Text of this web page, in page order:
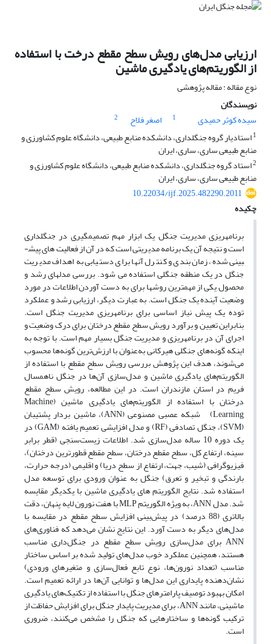
ارزیابی مدل‌های رویش سطح مقطع درخت با استفاده
از الگوریتم‌های یادگیری ماشین
نوع مقاله : مقاله پژوهشی
نویسندگان
سیده کوثر حمیدی
1 اصغر فلاح
2
1استادیار گروه جنگلداری، دانشکده منابع طبیعی، دانشگاه علوم کشاورزی و
منابع طبیعی ساری، ساری، ایران
2استاد گروه جنگلداری، دانشکده منابع طبیعی، دانشگاه علوم کشاورزی و
منابع طبیعی ساری، ساری، ایران
10.22034/ijf.2025.482290.2011
چکیده
برنامه­ریزی مدیریت جنگل یک ابزار مهم تصمیم­گیری در جنگلداری
است و نتیجه آن یک برنامه مدیریتی است که در آن از فعالیت های پیش­
بینی شده، زمان بندی و کنترل آنها برای دستیابی به اهداف مدیریت
جنگل در یک منطقه جنگلی استفاده می شود. بررسی مدل­های رشد و
محصول یکی از مهم­ترین روش­ها برای به دست آوردن اطلاعات در مورد
وضعیت آینده یک جنگل است. به عبارت دیگر، ارزیابی رشد و عملکرد
توده یک پیش نیاز اساسی برای برنامه­ریزی مدیریت جنگل است.
بنابراین تعیین و برآورد رویش سطح مقطع درختان برای درک وضعیت و
اجرای آن در برنامه­ریزی و مدیریت جنگل بسیار مهم است. با توجه به
اینکه گونه‌های جنگلی هیرکانی به‌عنوان با ارزش‌ترین گونه‌ها محسوب
می‌شوند، هدف این پژوهش بررسی رویش سطح مقطع با استفاده از
الگوریتم‌های یادگیری ماشین و مدل‌سازی آن‌ها در جنگل ناهمسال
فریم در استان مازندران است. در این مطالعه، رویش سطح مقطع
درختان با استفاده از الگوریتم‌های یادگیری ماشین (Machine
Learning) شبکه عصبی مصنوعی (ANN)، ماشین بردار پشتیبان
(SVM)، جنگل تصادفی (RF) و مدل افزایشی تعمیم یافته (GAM) در
یک دوره 10 ساله مدل‌سازی شد. اطلاعات زیست‌سنجی (قطر برابر
سینه، ارتفاع کل، سطح مقطع درختان، سطح مقطع قطورترین درختان)،
فیزیوگرافی (شیب، جهت، ارتفاع از سطح دریا) و اقلیمی (درجه حرارت،
بارندگی و تبخیر و تعرق) جنگل به عنوان ورودی برای توسعه مدل
استفاده شد. نتایج الگوریتم های یادگیری ماشین با یکدیگر مقایسه
شد. مدل ANN، به ویژه الگوریتم MLP با هفت نورون لایه پنهان، دقت
بالاتری (88 درصد) در پیش‌بینی افزایش سطح مقطع در مقایسه با
مدل‌های دیگر به دست آورد. این نتایج نشان می‌دهد که فناوری‌های
ANN برای مدل‌سازی رویش سطح مقطع در جنگل‌داری مناسب
هستند، همچنین عملکرد خوب مدل‌های تولید شده بر اساس ساختار
مناسب (تعداد نورون‌ها، نوع تابع فعال‌سازی و متغیرهای ورودی)
نشان‌دهنده پایداری این مدل‌ها و توانایی آن‌ها در ارائه تعمیم است.
امکان بهبود توصیف پارامترهای جنگل با استفاده از تکنیک‌های یادگیری
ماشینی، مانند ANN، برای مدیریت پایدار جنگل برای افزایش حفاظت از
ترکیب گونه‌ها و ساختارهایی که جنگل را مشخص می‌کنند، ضروری
است.